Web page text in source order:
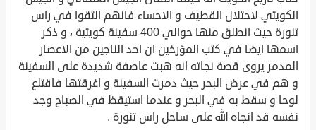
الكويتي لاحتلال القطيف و الاحساء فانهم التقوا في راس
تنورة حيث انطلق منها حوالي 400 سفينة كويتية ، و ذكر
اسمها ايضا في كتب المؤرخين ان احد الناجين من الاعصار
المدمر يروى قصة نجاته انه هبت عاصفة شديدة على السفينة
و هم في عرض البحر حيث دمرت السفينة و اغرقتها فاقتلع
لوحا و سقط به في البحر و عندما استيقظ في الصباح وجد
نفسه قد انجاه الله على ساحل راس تنورة .